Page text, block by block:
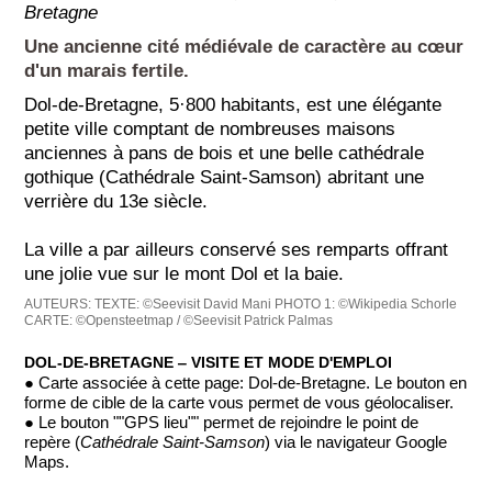
Bretagne
Une ancienne cité médiévale de caractère au cœur
d'un marais fertile.
Dol-de-Bretagne, 5·800 habitants, est une élégante
petite ville comptant de nombreuses maisons
anciennes à pans de bois et une belle cathédrale
gothique (Cathédrale Saint-Samson) abritant une
verrière du 13e siècle.
La ville a par ailleurs conservé ses remparts offrant
une jolie vue sur le mont Dol et la baie.
AUTEURS:TEXTE: ©Seevisit David Mani PHOTO 1: ©Wikipedia Schorle
CARTE: ©Opensteetmap / ©Seevisit Patrick Palmas
DOL-DE-BRETAGNE ‒ VISITE ET MODE D'EMPLOI
● Carte associée à cette page: Dol-de-Bretagne. Le bouton en
forme de cible de la carte vous permet de vous géolocaliser.
● Le bouton ""GPS lieu"" permet de rejoindre le point de
repère (Cathédrale Saint-Samson) via le navigateur Google
Maps.